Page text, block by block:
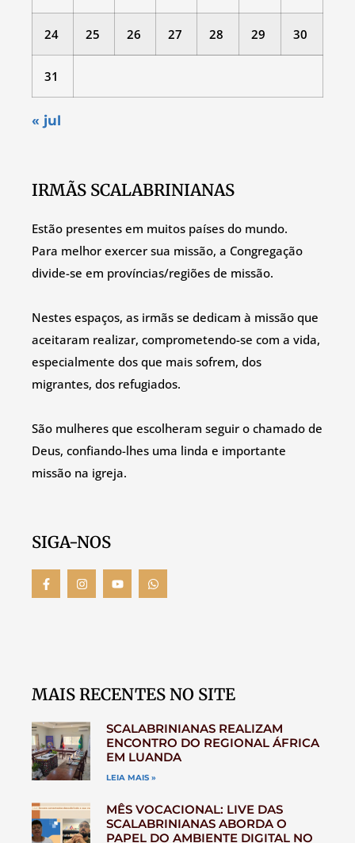
24 25 26 27 28 29 30
31
« jul
IRMÃS SCALABRINIANAS
Estão presentes em muitos países do mundo.
Para melhor exercer sua missão, a Congregação
divide-se em províncias/regiões de missão.
Nestes espaços, as irmãs se dedicam à missão que
aceitaram realizar, comprometendo-se com a vida,
especialmente dos que mais sofrem, dos
migrantes, dos refugiados.
São mulheres que escolheram seguir o chamado de
Deus, confiando-lhes uma linda e importante
missão na igreja.
SIGA-NOS
MAIS RECENTES NO SITE
SCALABRINIANAS REALIZAM
ENCONTRO DO REGIONAL ÁFRICA
EM LUANDA
LEIA MAIS »
MÊS VOCACIONAL: LIVE DAS
SCALABRINIANAS ABORDA O
PAPEL DO AMBIENTE DIGITAL NO